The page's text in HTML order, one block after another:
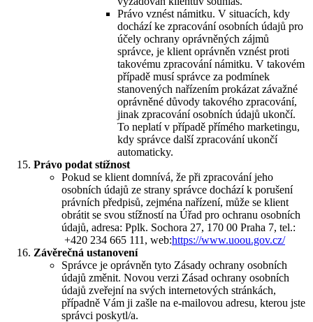
Právo vznést námitku. V situacích, kdy
dochází ke zpracování osobních údajů pro
účely ochrany oprávněných zájmů
správce, je klient oprávněn vznést proti
takovému zpracování námitku. V takovém
případě musí správce za podmínek
stanovených nařízením prokázat závažné
oprávněné důvody takového zpracování,
jinak zpracování osobních údajů ukončí.
To neplatí v případě přímého marketingu,
kdy správce další zpracování ukončí
automaticky.
Právo podat stížnost
Pokud se klient domnívá, že při zpracování jeho
osobních údajů ze strany správce dochází k porušení
právních předpisů, zejména nařízení, může se klient
obrátit se svou stížností na Úřad pro ochranu osobních
údajů, adresa: Pplk. Sochora 27, 170 00 Praha 7, tel.:
+420 234 665 111, web:https://www.uoou.gov.cz/
Závěrečná ustanovení
Správce je oprávněn tyto Zásady ochrany osobních
údajů změnit. Novou verzi Zásad ochrany osobních
údajů zveřejní na svých internetových stránkách,
případně Vám ji zašle na e-mailovou adresu, kterou jste
správci poskytl/a.